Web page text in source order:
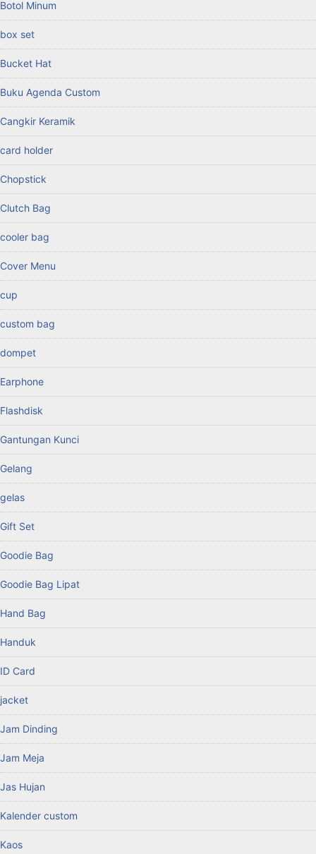
Botol Minum
box set
Bucket Hat
Buku Agenda Custom
Cangkir Keramik
card holder
Chopstick
Clutch Bag
cooler bag
Cover Menu
cup
custom bag
dompet
Earphone
Flashdisk
Gantungan Kunci
Gelang
gelas
Gift Set
Goodie Bag
Goodie Bag Lipat
Hand Bag
Handuk
ID Card
jacket
Jam Dinding
Jam Meja
Jas Hujan
Kalender custom
Kaos